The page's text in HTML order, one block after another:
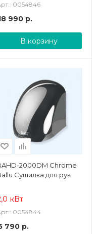
0054846
990р.
В корзину
2000DM Chrome
Сушилка для рук
кВт
0054844
790р.